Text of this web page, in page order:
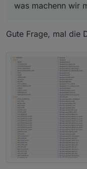
was machenn wir
Gute Frage, mal die